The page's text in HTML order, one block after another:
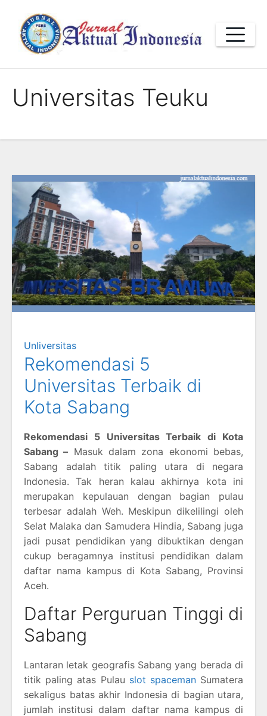
content
Universitas Teuku
Unliversitas
Rekomendasi 5
Universitas Terbaik di
Kota Sabang
Rekomendasi 5 Universitas Terbaik di Kota
Sabang – Masuk dalam zona ekonomi bebas,
Sabang adalah titik paling utara di negara
Indonesia. Tak heran kalau akhirnya kota ini
merupakan kepulauan dengan bagian pulau
terbesar adalah Weh. Meskipun dikelilingi oleh
Selat Malaka dan Samudera Hindia, Sabang juga
jadi pusat pendidikan yang dibuktikan dengan
cukup beragamnya institusi pendidikan dalam
daftar nama kampus di Kota Sabang, Provinsi
Aceh.
Daftar Perguruan Tinggi di
Sabang
Lantaran letak geografis Sabang yang berada di
titik paling atas Pulau slot spacemanSumatera
sekaligus batas akhir Indonesia di bagian utara,
jumlah institusi dalam daftar nama kampus di